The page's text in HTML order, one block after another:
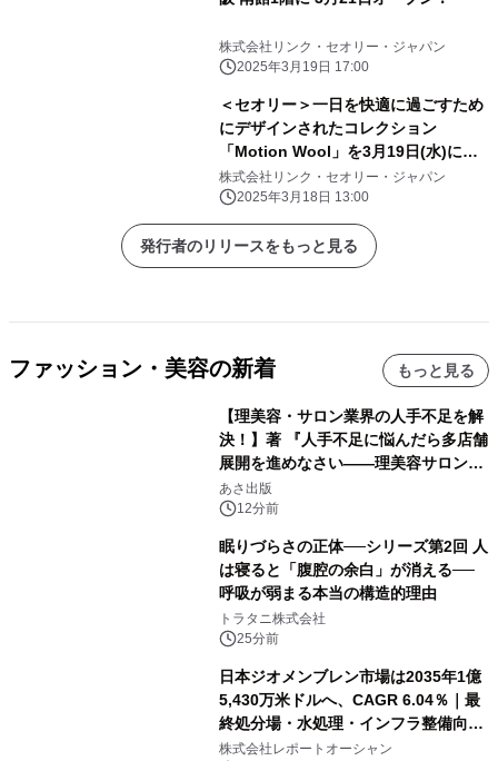
株式会社リンク・セオリー・ジャパン
2025年3月19日 17:00
＜セオリー＞一日を快適に過ごすため
にデザインされたコレクション
「Motion Wool」を3月19日(水)に発
売開始
株式会社リンク・セオリー・ジャパン
2025年3月18日 13:00
発行者のリリースをもっと見る
ファッション・美容の新着 もっと見る
【理美容・サロン業界の人手不足を解
決！】著 『人手不足に悩んだら多店舗
展開を進めなさい――理美容サロン
「多店舗展開」の教科書』2026年8月
24日（月）発売
あさ出版
12分前
眠りづらさの正体──シリーズ第2回 人
は寝ると「腹腔の余白」が消える──
呼吸が弱まる本当の構造的理由
トラタニ株式会社
25分前
日本ジオメンブレン市場は2035年1億
5,430万米ドルへ、CAGR 6.04％｜最
終処分場・水処理・インフラ整備向け
需要拡大
株式会社レポートオーシャン